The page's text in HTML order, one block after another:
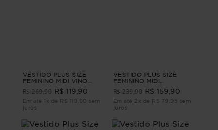
VESTIDO PLUS SIZE
FEMININO MIDI VINO
Preto G - 46
R$ 269,90 R$ 119,90
Em até 1x de R$ 119,90 sem
juros
VESTIDO PLUS SIZE
FEMININO MIDI
ALFAIATARIA BOURBON
Bege P - 42
R$ 239,90 R$ 159,90
Em até 2x de R$ 79,95 sem
juros